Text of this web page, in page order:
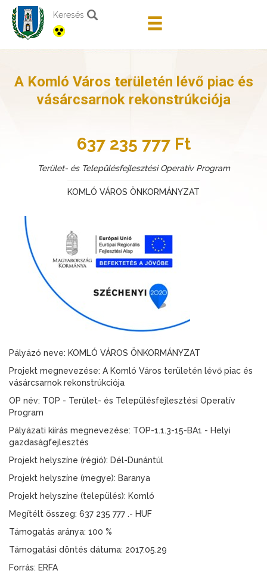
Keresés
A Komló Város területén lévő piac és
vásárcsarnok rekonstrúkciója
637 235 777 Ft
Terület- és Településfejlesztési Operatív Program
KOMLÓ VÁROS ÖNKORMÁNYZAT
Pályázó neve: KOMLÓ VÁROS ÖNKORMÁNYZAT
Projekt megnevezése: A Komló Város területén lévő piac és
vásárcsarnok rekonstrúkciója
OP név: TOP - Terület- és Településfejlesztési Operatív
Program
Pályázati kiírás megnevezése: TOP-1.1.3-15-BA1 - Helyi
gazdaságfejlesztés
Projekt helyszíne (régió): Dél-Dunántúl
Projekt helyszíne (megye): Baranya
Projekt helyszíne (település): Komló
Megítélt összeg: 637 235 777 .- HUF
Támogatás aránya: 100 %
Támogatási döntés dátuma: 2017.05.29
Forrás: ERFA